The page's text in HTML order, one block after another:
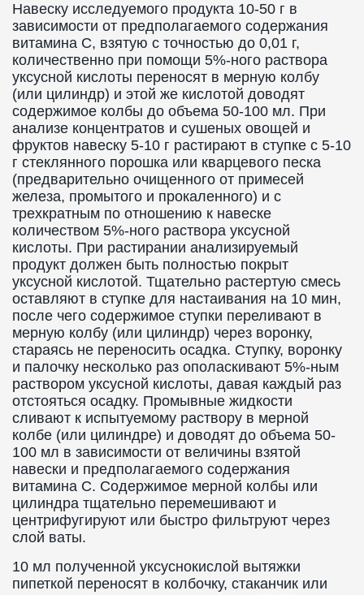
Навеску исследуемого продукта 10-50 г в
зависимости от предполагаемого содержания
витамина C, взятую с точностью до 0,01 г,
количественно при помощи 5%-ного раствора
уксусной кислоты переносят в мерную колбу
(или цилиндр) и этой же кислотой доводят
содержимое колбы до объема 50-100 мл. При
анализе концентратов и сушеных овощей и
фруктов навеску 5-10 г растирают в ступке с 5-10
г стеклянного порошка или кварцевого песка
(предварительно очищенного от примесей
железа, промытого и прокаленного) и с
трехкратным по отношению к навеске
количеством 5%-ного раствора уксусной
кислоты. При растирании анализируемый
продукт должен быть полностью покрыт
уксусной кислотой. Тщательно растертую смесь
оставляют в ступке для настаивания на 10 мин,
после чего содержимое ступки переливают в
мерную колбу (или цилиндр) через воронку,
стараясь не переносить осадка. Ступку, воронку
и палочку несколько раз ополаскивают 5%-ным
раствором уксусной кислоты, давая каждый раз
отстояться осадку. Промывные жидкости
сливают к испытуемому раствору в мерной
колбе (или цилиндре) и доводят до объема 50-
100 мл в зависимости от величины взятой
навески и предполагаемого содержания
витамина C. Содержимое мерной колбы или
цилиндра тщательно перемешивают и
центрифугируют или быстро фильтруют через
слой ваты.
10 мл полученной уксуснокислой вытяжки
пипеткой переносят в колбочку, стаканчик или